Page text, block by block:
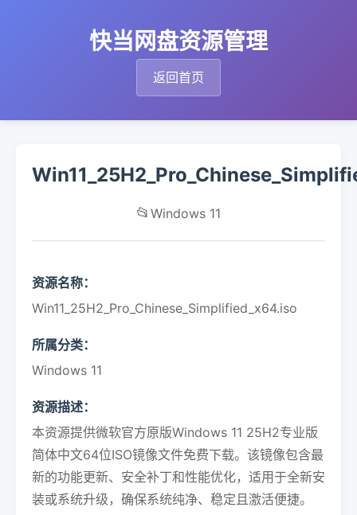
快当网盘资源管理
返回首页
📂 Windows 11
资源名称：
Win11_25H2_Pro_Chinese_Simplified_x64.iso
所属分类：
Windows 11
资源描述：
本资源提供微软官方原版Windows 11 25H2专业版
简体中文64位ISO镜像文件免费下载。该镜像包含最
新的功能更新、安全补丁和性能优化，适用于全新安
装或系统升级，确保系统纯净、稳定且激活便捷。